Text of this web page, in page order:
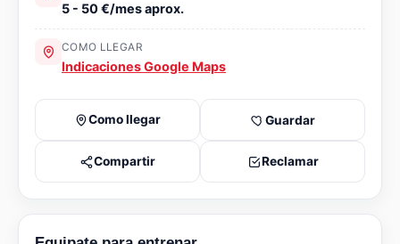
5 - 50 €/mes aprox.
COMO LLEGAR
Indicaciones Google Maps
Como llegar Guardar
Compartir Reclamar